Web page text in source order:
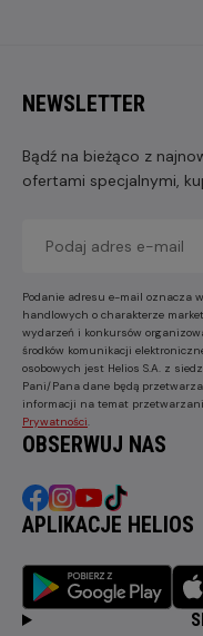
NEWSLETTER
Bądź na bieżąco z
ofertami specjalnymi,
Podanie adresu e-mail oznacza
handlowych o charakterze
wydarzeń i konkursów
środków komunikacji
osobowych jest Helios S.A. z
Pani/Pana dane będą
informacji na temat
Prywatności.
OBSERWUJ NAS
APLIKACJE HELIOS